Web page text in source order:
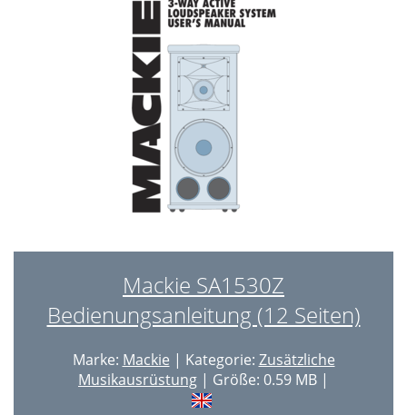
Mackie SA1530Z
Bedienungsanleitung (12 Seiten)
Marke: Mackie | Kategorie: Zusätzliche
Musikausrüstung | Größe: 0.59 MB |